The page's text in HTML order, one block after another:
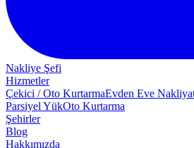
Nakliye Şefi
Hizmetler
Çekici / Oto KurtarmaEvden Eve
Parsiyel YükOto Kurtarma
Şehirler
Blog
Hakkımızda